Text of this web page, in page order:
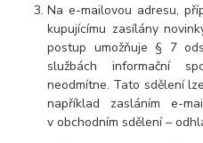
Na e-mailovou adresu,
kupujícímu zasílány
postup umožňuje § 7
službách informační
neodmítne. Tato sdělení
například zasláním e-
v obchodním sdělení –